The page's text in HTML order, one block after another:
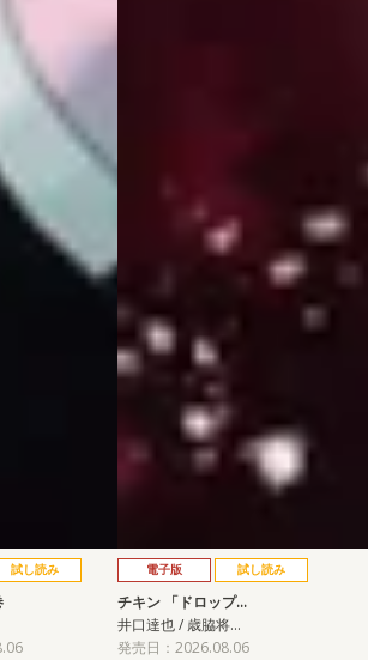
試し読み 電子版 試し読み
チキン 「ドロップ…
井口達也 / 歳脇将…
発売日：2026.08.06